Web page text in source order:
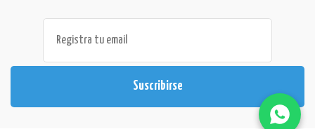
Suscribirse